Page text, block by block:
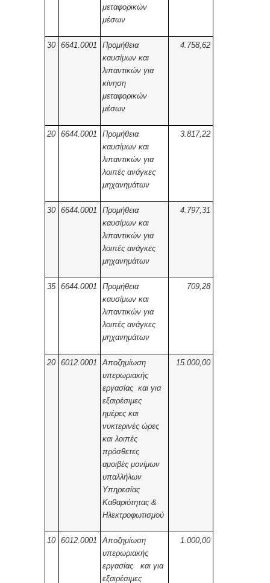
μεταφορικών
μέσων
30 6641.0001
Προμήθεια
καυσίμων και
λιπαντικών για
κίνηση
μεταφορικών
μέσων
4.758,62
20 6644.0001
Προμήθεια
καυσίμων και
λιπαντικών για
λοιπές ανάγκες
μηχανημάτων
3.817,22
30 6644.0001
Προμήθεια
καυσίμων και
λιπαντικών για
λοιπές ανάγκες
μηχανημάτων
4.797,31
35 6644.0001
Προμήθεια
καυσίμων και
λιπαντικών για
λοιπές ανάγκες
μηχανημάτων
709,28
20 6012.0001
Αποζημίωση
υπερωριακής
εργασίας και για
εξαιρέσιμες
ημέρες και
νυκτερινές ώρες
και λοιπές
πρόσθετες
αμοιβές μονίμων
υπαλλήλων
Υπηρεσίας
Καθαριότητας &
Ηλεκτροφωτισμού
15.000,00
10 6012.0001
Αποζημίωση
υπερωριακής
εργασίας και για
εξαιρέσιμες
1.000,00